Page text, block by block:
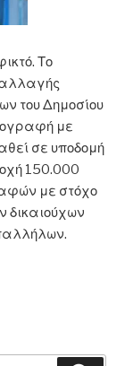
Το
του Δημοσίου
με
σε υποδομή
150.000
με στόχο
δικαιούχων